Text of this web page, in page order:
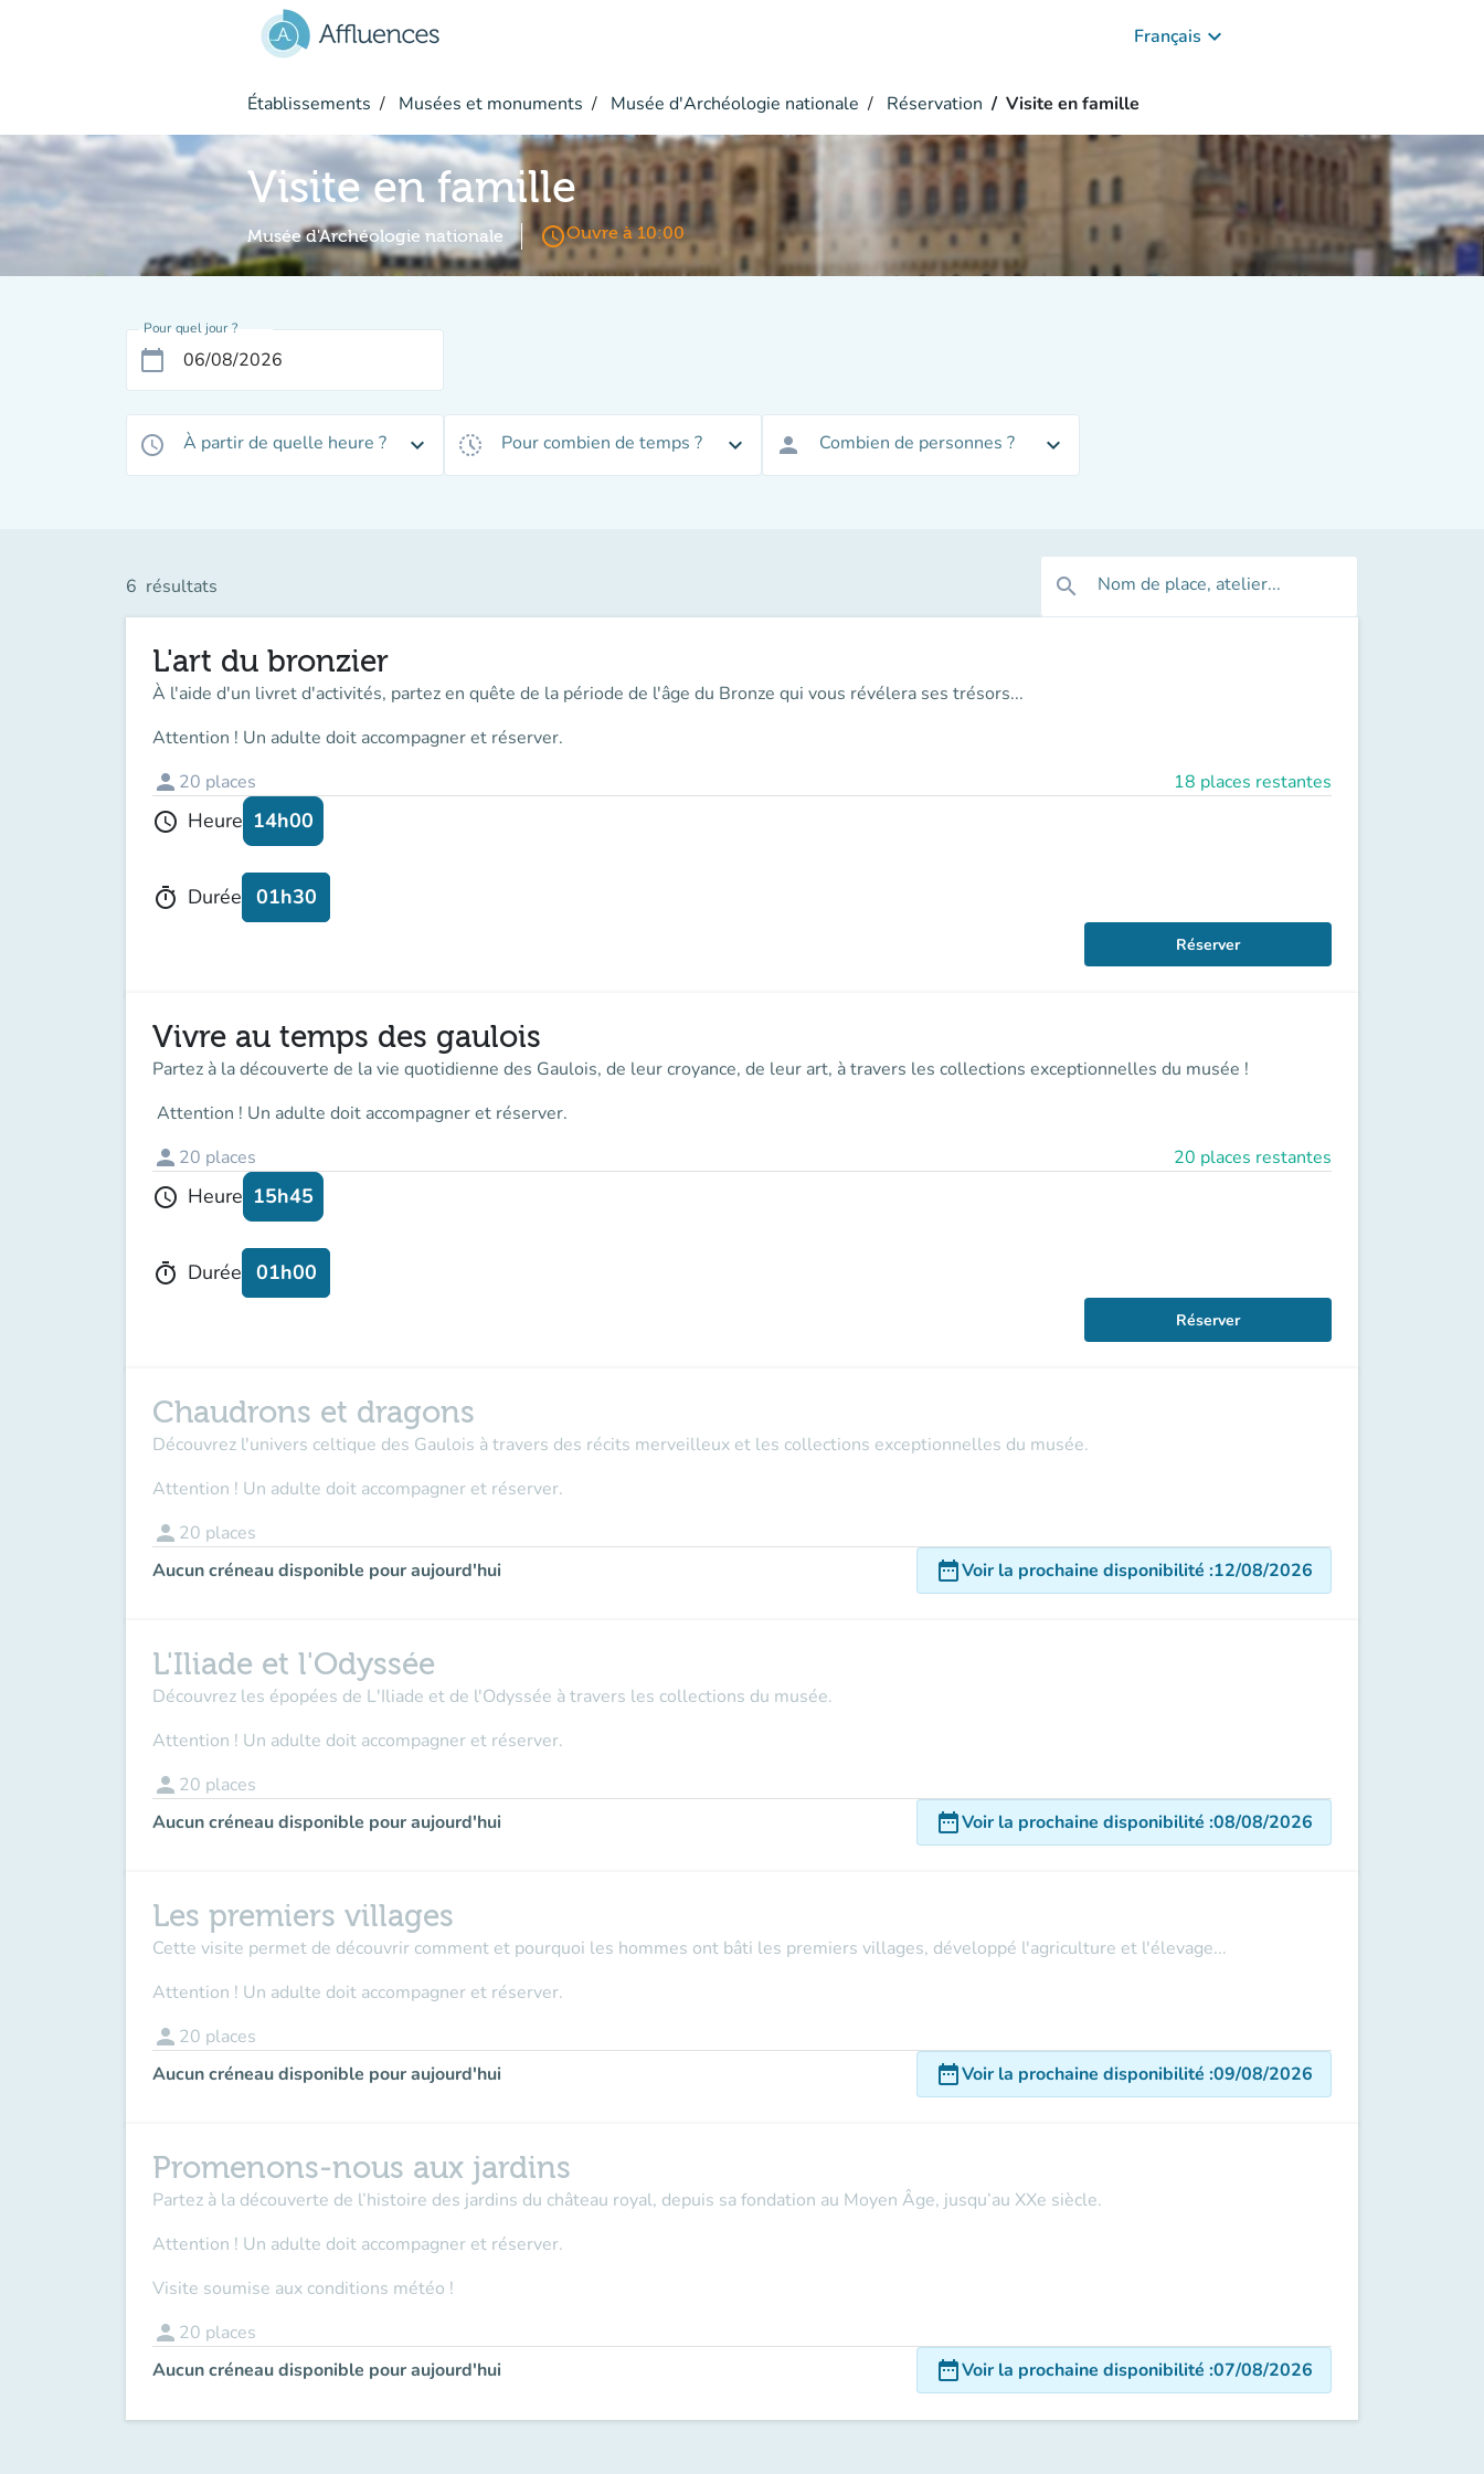
Français keyboard_arrow_down
Établissements Musées et monuments Musée d'Archéologie nationale Réservation Visite en famille
Visite en famille
Musée d'Archéologie nationale access_timeOuvre à 10:00
Pour quel jour ?
calendar_today
access_time À partir de quelle heure ? expand_more history_toggle_off Pour combien de temps ? expand_more person Combien de personnes ? expand_more
6 résultats search Nom de place, atelier...
L'art du bronzier
À l'aide d'un livret d'activités, partez en quête de la période de l'âge du Bronze qui vous révélera ses trésors...
Attention ! Un adulte doit accompagner et réserver.
person 20 places 18 places restantes
schedule Heure 14h00
timer Durée 01h30
Réserver
Vivre au temps des gaulois
Partez à la découverte de la vie quotidienne des Gaulois, de leur croyance, de leur art, à travers les collections exceptionnelles du musée !
Attention ! Un adulte doit accompagneret réserver.
person 20 places 20 places restantes
schedule Heure 15h45
timer Durée 01h00
Réserver
Chaudrons et dragons
Découvrez l'univers celtique des Gaulois à travers des récits merveilleux et les collections exceptionnelles du musée.
Attention ! Un adulte doit accompagner et réserver.
person 20 places
Aucun créneau disponible pour aujourd'hui
date_rangeVoir la prochaine disponibilité :12/08/2026
L'Iliade et l'Odyssée
Découvrez les épopées de L'Iliade et de l'Odyssée à travers les collections du musée.
Attention ! Un adulte doit accompagner et réserver.
person 20 places
Aucun créneau disponible pour aujourd'hui
date_rangeVoir la prochaine disponibilité :08/08/2026
Les premiers villages
Cette visite permet de découvrir comment et pourquoi les hommes ont bâti les premiers villages, développé l'agriculture et l'élevage...
Attention ! Un adulte doit accompagner et réserver.
person 20 places
Aucun créneau disponible pour aujourd'hui
date_rangeVoir la prochaine disponibilité :09/08/2026
Promenons-nous aux jardins
Partez à la découverte de l’histoire des jardins du château royal, depuis sa fondation au Moyen Âge, jusqu’au XXe siècle.
Attention ! Un adulte doit accompagner et réserver.
Visite soumise aux conditions météo !
person 20 places
Aucun créneau disponible pour aujourd'hui
date_rangeVoir la prochaine disponibilité :07/08/2026